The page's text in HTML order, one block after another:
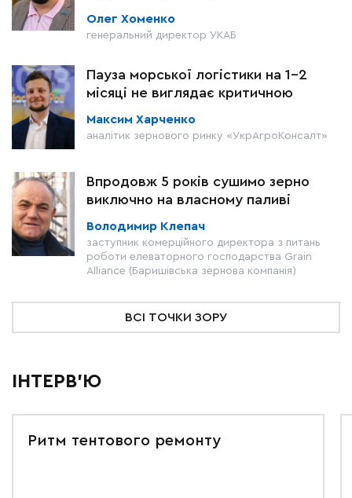
Олег Хоменко
генеральний директор УКАБ
Пауза морської логістики на 1–2
місяці не виглядає критичною
Максим Харченко
аналітик зернового ринку «УкрАгроКонсалт»
Впродовж 5 років сушимо зерно
виключно на власному паливі
Володимир Клепач
заступник комерційного директора з питань
роботи елеваторного господарства Grain
Alliance (Баришівська зернова компанія)
ВСІ ТОЧКИ ЗОРУ
ІНТЕРВ'Ю
Ритм тентового ремонту